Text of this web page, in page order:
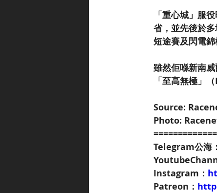
「重心城」服
省，並先後於
短途賽及閃電錦
雖然佢喺新南
「至高無極」
Source:
Photo:
Telegram公海：
Instagram：
Patreon：